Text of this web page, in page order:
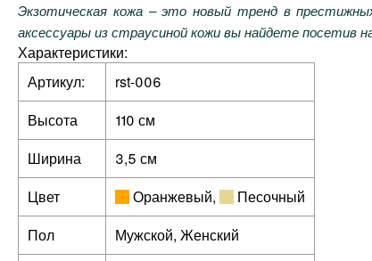
Экзотическая кожа – это новый тренд в
аксессуары из страусиной кожи вы найдете посетив
Характеристики:
Артикул:
rst-006
Высота
110 см
Ширина
3,5 см
Цвет
Оранжевый,
Песочный
Пол
Мужской, Женский